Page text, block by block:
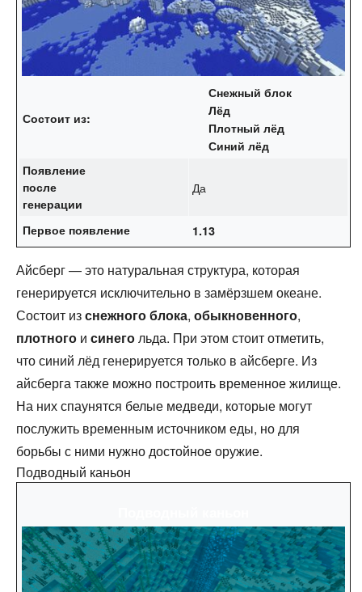
Состоит из:
Снежный блок
Лёд
Плотный лёд
Синий лёд
Появление
после
генерации
Да
Первое появление 1.13
Айсберг — это натуральная структура, которая
генерируется исключительно в замёрзшем океане.
Состоит изснежного блока, обыкновенного,
плотного и синегольда. При этом стоит отметить,
что синий лёд генерируется только в айсберге. Из
айсберга также можно построить временное жилище.
На них спаунятся белые медведи, которые могут
послужить временным источником еды, но для
борьбы с ними нужно достойное оружие.
Подводный каньон